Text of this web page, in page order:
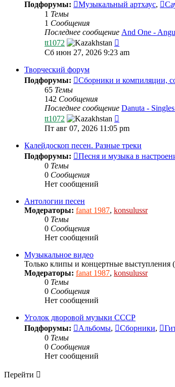
Подфорумы:
Музыкальный артхаус,
1 Темы
1 Сообщения
Последнее сообщение And One -
tt1072
к
Сб июн 27, 2026 9:23 am
Творческий форум
Подфорумы:
Сборники и компиляции,
65 Темы
142 Сообщения
Последнее сообщение Danuta -
tt1072
к
последнему
сообщению
Пт авг 07, 2026 11:05 pm
Калейдоскоп песен. Разные треки
Подфорумы:
Песня и музыка в
0 Темы
0 Сообщения
Нет сообщений
Антологии песен
Модераторы: fanat 1987, konsulussr
0 Темы
0 Сообщения
Нет сообщений
Музыкальное видео
Только клипы и концертные выступления
Модераторы: fanat 1987, konsulussr
0 Темы
0 Сообщения
Нет сообщений
Уголок дворовой музыки СССР
Подфорумы:
Альбомы, Сборники,
0 Темы
0 Сообщения
Нет сообщений
Перейти